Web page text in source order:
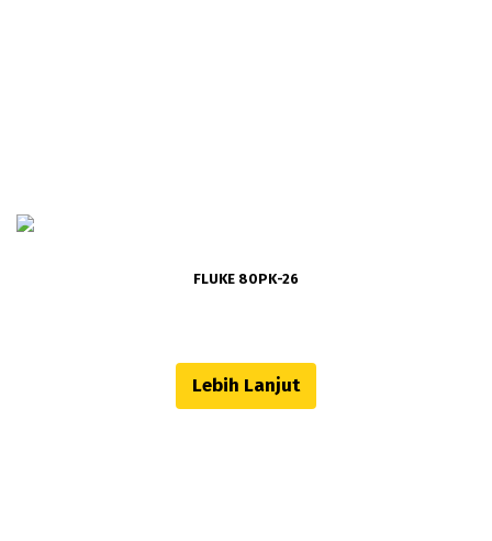
FLUKE 80PK-26
Lebih Lanjut